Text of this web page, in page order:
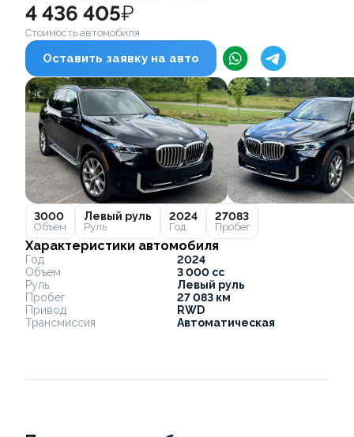
4 436 405₽
Стоимость автомобиля
Оставить заявку на авто
3000
Объем
Левый руль
Руль
2024
Год
27083
Пробег
Характеристики автомобиля
Год
2024
Объем
3 000 cc
Руль
Левый руль
Пробег
27 083 км
Привод
RWD
Трансмиссия
Автоматическая